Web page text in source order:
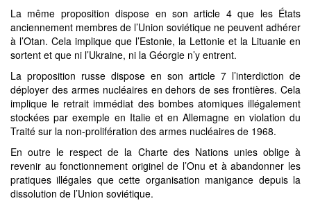
La même proposition dispose en son article 4 que les États
anciennement membres de l’Union soviétique ne peuvent adhérer
à l’Otan. Cela implique que l’Estonie, la Lettonie et la Lituanie en
sortent et que ni l’Ukraine, ni la Géorgie n’y entrent.
La proposition russe dispose en son article 7 l’interdiction de
déployer des armes nucléaires en dehors de ses frontières. Cela
implique le retrait immédiat des bombes atomiques illégalement
stockées par exemple en Italie et en Allemagne en violation du
Traité sur la non-prolifération des armes nucléaires de 1968.
En outre le respect de la Charte des Nations unies oblige à
revenir au fonctionnement originel de l’Onu et à abandonner les
pratiques illégales que cette organisation manigance depuis la
dissolution de l’Union soviétique.